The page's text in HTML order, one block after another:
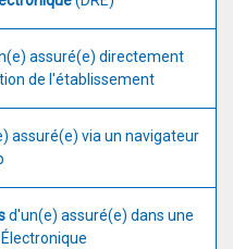
assuré(e) directement
de l'établissement
assuré(e) via un navigateur
d'un(e) assuré(e) dans une